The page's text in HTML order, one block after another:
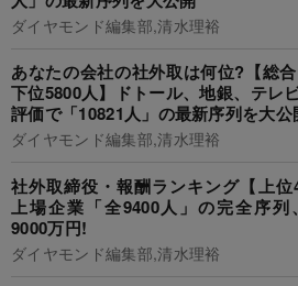
ダイヤモンド編集部,清水理裕
あなたの会社の社外取は何位?【総
下位5800人】ドトール、地銀、テレ
評価で「10821人」の最新序列を大公
ダイヤモンド編集部,清水理裕
社外取締役・報酬ランキング【上位
上場企業「全9400人」の完全序列
9000万円!
ダイヤモンド編集部,清水理裕